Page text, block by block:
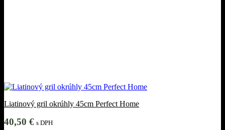
Liatinový gril okrúhly 45cm Perfect Home
40,50 € s DPH